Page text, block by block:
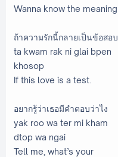
Wanna know the meaning
ถ้าความรักนี้กลายเป็นข้อสอบ
ta kwam rak ni glai bpen
khosop
If this love is a test.
อยากรู้ว่าเธอมีคำตอบว่าไง
yak roo wa ter mi kham
dtop wa ngai
Tell me, what’s your